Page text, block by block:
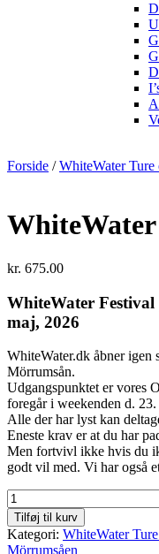
Forside /WhiteWater Ture
kr. 675.00
WhiteWater
maj, 2026
WhiteWater.dk åbner igen
Mörrumsån.
Udgangspunktet er vores
foregår i weekenden d.
Alle der har lyst kan
Eneste krav er at du har
Men fortvivl ikke hvis du
godt vil med. Vi har også
WhiteWater
Festival
Mörrum
antal
Tilføj til kurv
Kategori: WhiteWater
Mörrumsåen